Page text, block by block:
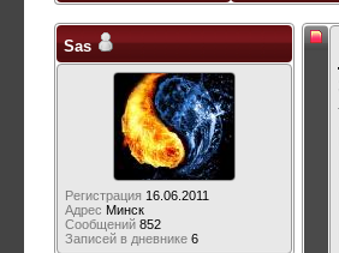
Sas
Регистрация 16.06.2011
Адрес Минск
Сообщений 852
Записей в дневнике 6